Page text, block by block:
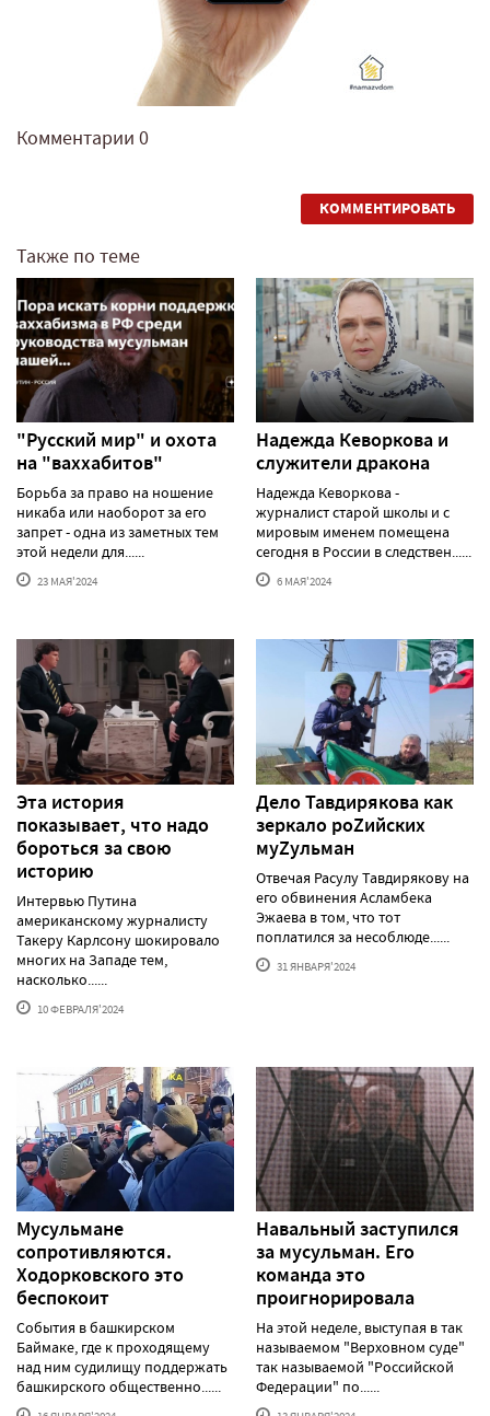
Комментарии 0
КОММЕНТИРОВАТЬ
Также по теме
"Русский мир" и охота
на "ваххабитов"
Борьба за право на ношение
никаба или наоборот за его
запрет - одна из заметных тем
этой недели для......
23 МАЯ'2024
Надежда Кеворкова и
служители дракона
Надежда Кеворкова -
журналист старой школы и с
мировым именем помещена
сегодня в России в следствен......
6 МАЯ'2024
Эта история
показывает, что надо
бороться за свою
историю
Интервью Путина
американскому журналисту
Такеру Карлсону шокировало
многих на Западе тем,
насколько......
10 ФЕВРАЛЯ'2024
Дело Тавдирякова как
зеркало роZийских
муZульман
Отвечая Расулу Тавдирякову на
его обвинения Асламбека
Эжаева в том, что тот
поплатился за несоблюде......
31 ЯНВАРЯ'2024
Мусульмане
сопротивляются.
Ходорковского это
беспокоит
События в башкирском
Баймаке, где к проходящему
над ним судилищу поддержать
башкирского общественно......
Навальный заступился
за мусульман. Его
команда это
проигнорировала
На этой неделе, выступая в так
называемом "Верховном суде"
так называемой "Российской
Федерации" по......